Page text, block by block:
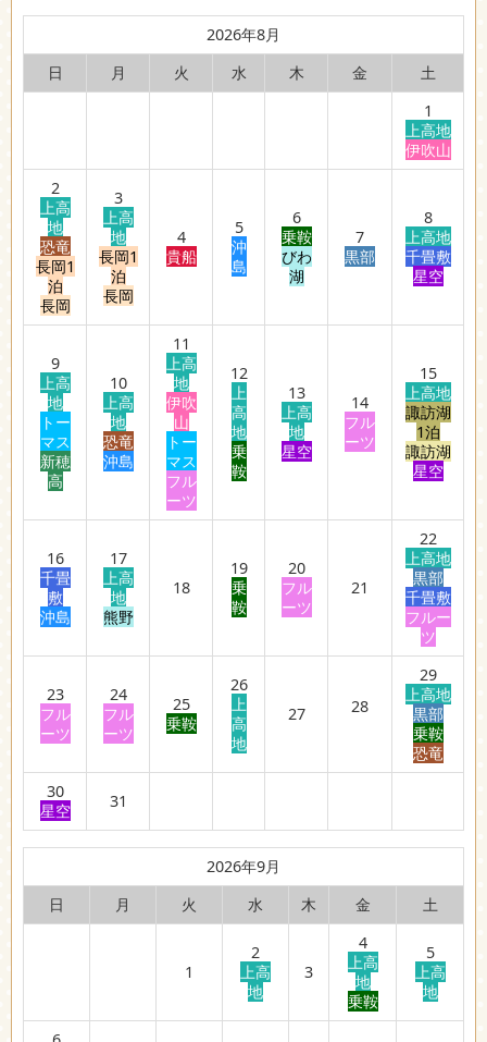
2026年8月
日
月 火 水 木 金
土
1
上高地
伊吹山
2
上高
地
恐竜
長岡1
泊
長岡
3
上高
地
長岡1
泊
長岡
4
貴船
5
沖
島
6
乗鞍
びわ
湖
7
黒部
8
上高地
千畳敷
星空
9
上高
地
トー
マス
新穂
高
10
上高
地
恐竜
沖島
11
上高
地
伊吹
山
トー
マス
フル
ーツ
12
上
高
地
乗
鞍
13
上高
地
星空
14
フル
ーツ
15
上高地
諏訪湖
1泊
諏訪湖
星空
16
千畳
敷
沖島
17
上高
地
熊野
18
19
乗
鞍
20
フル
ーツ
21
22
上高地
黒部
千畳敷
フルー
ツ
23
フル
ーツ
24
フル
ーツ
25
乗鞍
26
上
高
地
27 28
29
上高地
黒部
乗鞍
恐竜
30
星空
31
2026年9月
日
月 火 水 木 金 土
1
2
上高
地
3
4
上高
地
乗鞍
5
上高
地